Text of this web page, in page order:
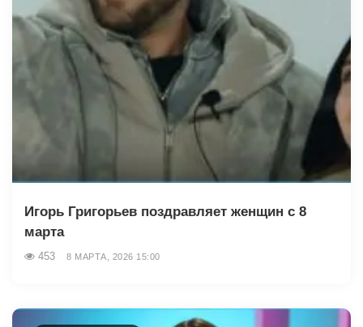
Игорь Григорьев поздравляет женщин с 8
марта
453 8 МАРТА, 2026 15:00